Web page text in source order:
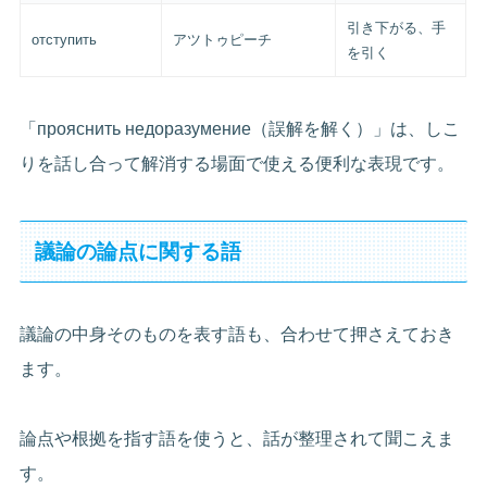
отступить アツトゥピーチ
引き下がる、手
を引く
「прояснить недоразумение（誤解を解く）」は、しこ
りを話し合って解消する場面で使える便利な表現です。
議論の論点に関する語
議論の中身そのものを表す語も、合わせて押さえておき
ます。
論点や根拠を指す語を使うと、話が整理されて聞こえま
す。